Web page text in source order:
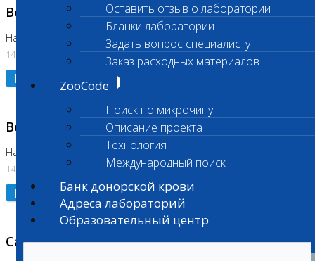
Оставить отзыв о лаборатории
Бланки лаборатории
Задать вопрос специалисту
Заказ расходных материалов
ZooCode
Поиск по микрочипу
Описание проекта
Технология
Международный поиск
Банк донорской крови
Адреса лабораторий
Образовательный центр
Возобновлено выполнение исследования
На Нагорной (Код 961, 962)
14.07.2026
Подробнее
Возобновлено выполнение исследования
На Нагорной (Код 157)
14.07.2026
Подробнее
Санитарный день